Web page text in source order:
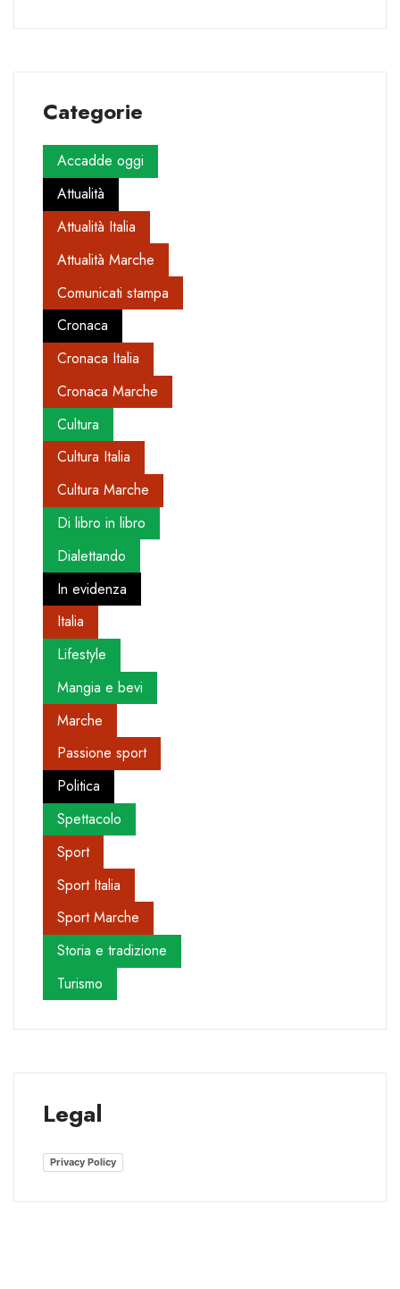
Categorie
Accadde oggi
Attualità
Attualità Italia
Attualità Marche
Comunicati stampa
Cronaca
Cronaca Italia
Cronaca Marche
Cultura
Cultura Italia
Cultura Marche
Di libro in libro
Dialettando
In evidenza
Italia
Lifestyle
Mangia e bevi
Marche
Passione sport
Politica
Spettacolo
Sport
Sport Italia
Sport Marche
Storia e tradizione
Turismo
Legal
Privacy Policy